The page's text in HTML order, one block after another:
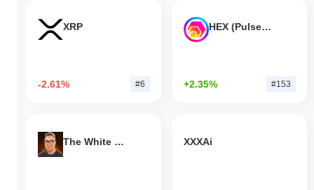
XRP
-2.61% #6
HEX (Pulsechain)
+2.35% #153
The White Bull XXXAi